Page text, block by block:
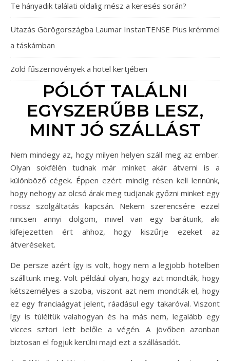
Te hányadik találati oldalig mész a keresés során?
Utazás Görögországba Laumar InstanTENSE Plus krémmel
a táskámban
Zöld fűszernövények a hotel kertjében
PÓLÓT TALÁLNI
EGYSZERŰBB LESZ,
MINT JÓ SZÁLLÁST
Nem mindegy az, hogy milyen helyen száll meg az ember.
Olyan sokfélén tudnak már minket akár átverni is a
különböző cégek. Éppen ezért mindig résen kell lennünk,
hogy nehogy az olcsó árak meg tudjanak győzni minket egy
rossz szolgáltatás kapcsán. Nekem szerencsére ezzel
nincsen annyi dolgom, mivel van egy barátunk, aki
kifejezetten ért ahhoz, hogy kiszűrje ezeket az
átveréseket.
De persze azért így is volt, hogy nem a legjobb hotelben
szálltunk meg. Volt például olyan, hogy azt mondták, hogy
kétszemélyes a szoba, viszont azt nem mondták el, hogy
ez egy franciaágyat jelent, ráadásul egy takaróval. Viszont
így is túléltük valahogyan és ha más nem, legalább egy
vicces sztori lett belőle a végén. A jövőben azonban
biztosan el fogjuk kerülni majd ezt a szállásadót.